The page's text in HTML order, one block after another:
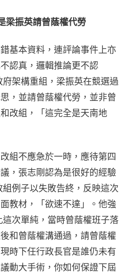
梁振英請曾蔭權代勞
基本資料，連評論事件上亦
認真，邏輯推論更不認
架構重組，梁振英在競選過
，並請曾蔭權代勞，並非曾
改組，「這完全是天南地
組不應急於一時，應待第四
，張志剛認為是很好的經驗
例子以失敗告終，反映這次
教材，「欲速不達」。他強
次單純，當時曾蔭權班子落
和曾蔭權溝通過，請曾蔭權
時下任行政長官是誰仍未有
動大手術，你如何保證下屆